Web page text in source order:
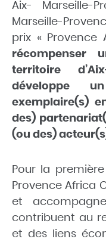
Aix- Marseille-
Marseille-
prix « Provence
récompenser
territoire
développe
exemplaire(s)
des)
(ou des)
Pour la
Provence Africa
et
contribuent au
et des liens